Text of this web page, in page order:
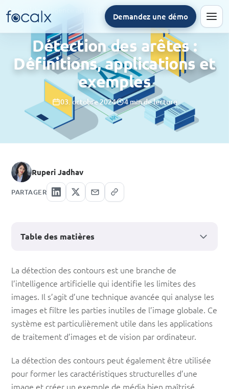
Demandez une démo
Accueil Intelligence artificielle/
Détection des arêtes :
Définitions, applications et
exemples
03. octobre 2024 4 min de lecture
Ruperi Jadhav
PARTAGER
Détection
des
arêtes
:
Définitions,
applications
et
La détection des contours est une branche de
l’intelligence artificielle qui identifie les limites des
images. Il s’agit d’une technique avancée qui analyse les
images et filtre les parties inutiles de l’image globale. Ce
système est particulièrement utile dans les applications
de traitement d’images et de vision par ordinateur.
La détection des contours peut également être utilisée
pour former les caractéristiques structurelles d’une
image et créer un exemple de média bien maîtrisé.
Table des matières